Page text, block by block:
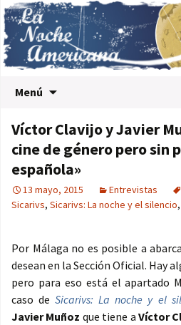
Menú
Víctor Clavijo y Javier
cine de género pero sin
española»
13 mayo, 2015 Entrevistas
Sicarivs, Sicarivs: La noche y el silencio,
Por Málaga no es posible a
desean en la Sección Oficial. Hay
pero para eso está el apartado
caso deSicarivs: La noche y el
Javier Muñoz que tiene a Víctor